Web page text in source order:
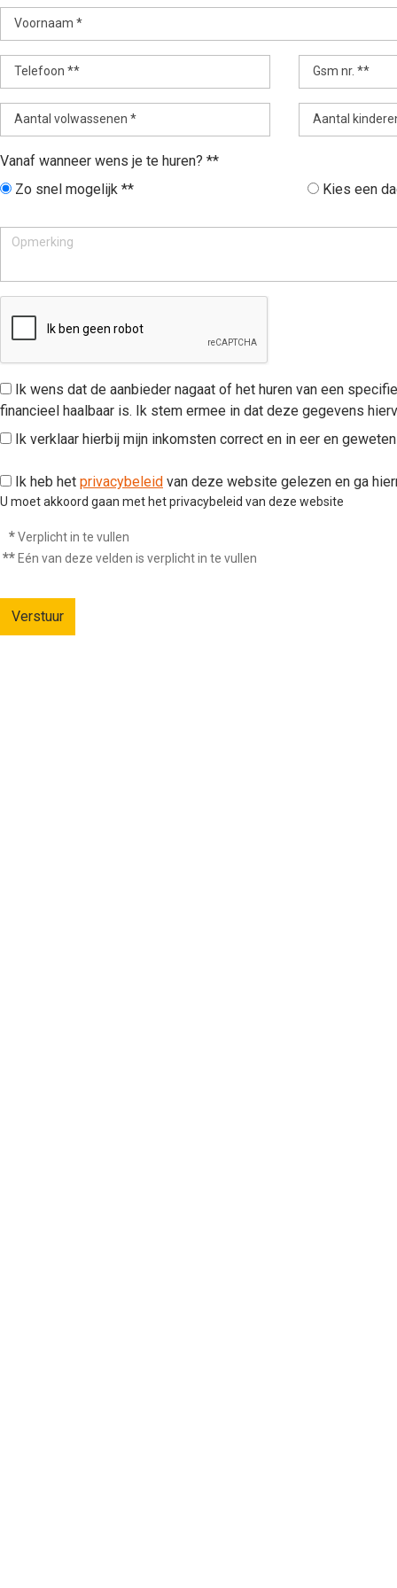
Voornaam *
Telefoon ** Gsm nr. **
Aantal volwassenen * Aantal
Vanaf wanneer wens je te huren? **
Zo snel mogelijk **
Kies een
Ik wens dat de aanbieder nagaat of het huren van een
financieel haalbaar is. Ik stem ermee in dat deze gegevens
Ik verklaar hierbij mijn inkomsten correct en in eer en
Ik heb het privacybeleid van deze website gelezen en ga
U moet akkoord gaan met het privacybeleid van deze website
*Verplicht in te vullen
** Eén van deze velden is verplicht in te vullen